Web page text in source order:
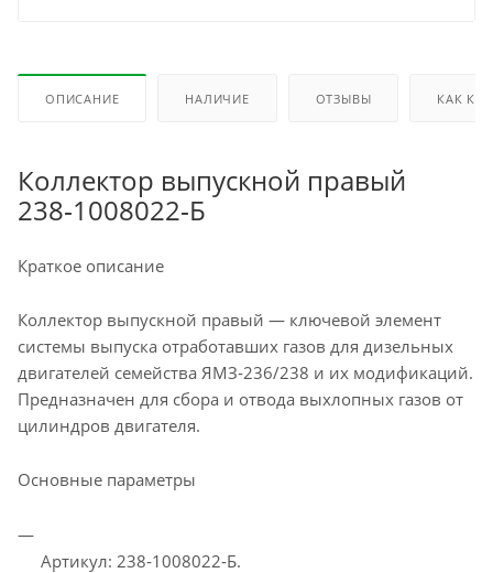
ОПИСАНИЕ НАЛИЧИЕ ОТЗЫВЫ КАК
Коллектор выпускной правый
238‑1008022‑Б
Краткое описание
Коллектор выпускной правый — ключевой элемент
системы выпуска отработавших газов для дизельных
двигателей семейства ЯМЗ‑236/238 и их модификаций.
Предназначен для сбора и отвода выхлопных газов от
цилиндров двигателя.
Основные параметры
Артикул: 238‑1008022‑Б.